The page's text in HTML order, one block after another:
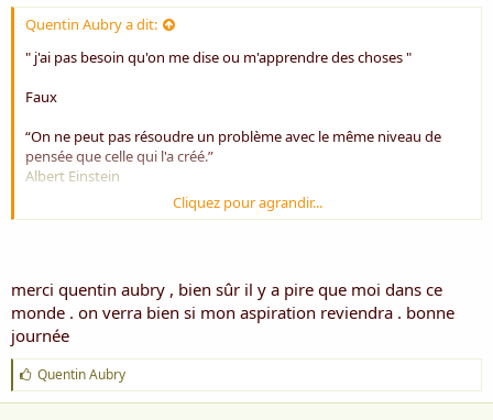
Quentin Aubry a dit:
" j'ai pas besoin qu'on me dise ou m'apprendre des choses "
Faux
“On ne peut pas résoudre un problème avec le même niveau de
pensée que celle qui l'a créé.”
Albert Einstein
juste pour te dire qu'on a toujours à apprendre et que c'est la seule
et juste une mise en perspective: avec cette phrase des gens on
découvert des choses qu'on avait toujours cru impossible et ça
continuera... On en est à chercher des idées inimaginables pour des
milliards d'êtres vivants, mais un seul individu, même si ça peut être
très complexe, c'est absolument pas impossible...
si tu ne trouves pas, cherches ailleurs...
Cliquez pour agrandir...
merci quentin aubry , bien sûr il y a pire que moi dans ce
monde . on verra bien si mon aspiration reviendra . bonne
journée
J
'
a
Quentin Aubry